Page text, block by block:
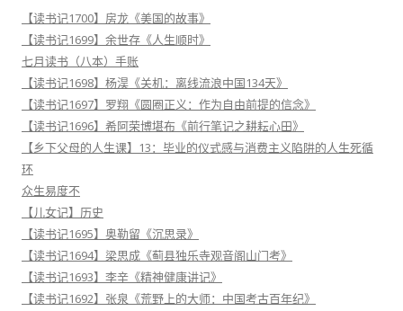
【读书记1700】房龙《美国的故事》
【读书记1699】余世存《人生顺时》
七月读书（八本）手账
【读书记1698】杨淏《关机：离线流浪中国134天》
【读书记1697】罗翔《圆圈正义：作为自由前提的信念》
【读书记1696】希阿荣博堪布《前行笔记之耕耘心田》
【乡下父母的人生课】13：毕业的仪式感与消费主义陷阱的人生死循
环
众生易度不
【儿女记】历史
【读书记1695】奥勒留《沉思录》
【读书记1694】梁思成《蓟县独乐寺观音阁山门考》
【读书记1693】李辛《精神健康讲记》
【读书记1692】张泉《荒野上的大师：中国考古百年纪》